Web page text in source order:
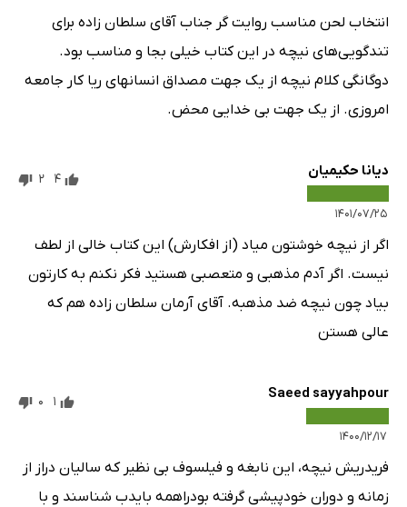
انتخاب لحن مناسب روایت گر جناب آقای سلطان زاده برای
تندگویی‌های نیچه در این کتاب خیلی بجا و مناسب بود.
دوگانگی کلام نیچه از یک جهت مصداق انسانهای ریا کار جامعه
امروزی. از یک جهت بی خدایی محض.
دیانا حکیمیان
۱۴۰۱/۰۷/۲۵
4
2
اگر از نیچه خوشتون میاد (از افکارش) این کتاب خالی از لطف
نیست. اگر آدم مذهبی و متعصبی هستید فکر نکنم به کارتون
بیاد چون نیچه ضد مذهبه. آقای آرمان سلطان زاده هم که
عالی هستن
Saeed sayyahpour
۱۴۰۰/۱۲/۱۷
1
0
فریدریش نیچه، این نابغه و فیلسوف بی نظیر که سالیان دراز از
زمانه و دوران خودپیشی گرفته بودراهمه بایدب شناسند و با